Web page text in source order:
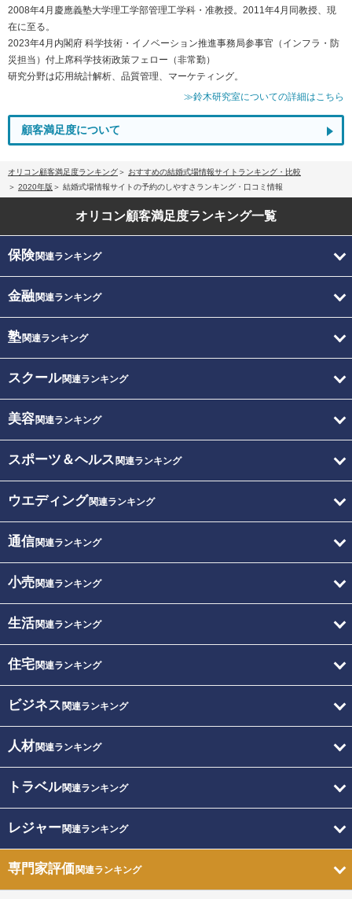
2008年4月慶應義塾大学理工学部管理工学科・准教授。2011年4月同教授、現
在に至る。
2023年4月内閣府 科学技術・イノベーション推進事務局参事官（インフラ・防
災担当）付上席科学技術政策フェロー（非常勤）
研究分野は応用統計解析、品質管理、マーケティング。
≫鈴木研究室についての詳細はこちら
顧客満足度について
オリコン顧客満足度ランキング
おすすめの結婚式場情報サイトランキング・比較
2020年版
結婚式場情報サイトの予約のしやすさランキング・口コミ情報
オリコン顧客満足度ランキング一覧
保険関連ランキング
金融関連ランキング
塾関連ランキング
スクール関連ランキング
美容関連ランキング
スポーツ＆ヘルス 関連ランキング
ウエディング関連ランキング
通信関連ランキング
小売関連ランキング
生活関連ランキング
住宅関連ランキング
ビジネス 関連ランキング
人材関連ランキング
トラベル関連ランキング
レジャー関連ランキング
専門家評価関連ランキング